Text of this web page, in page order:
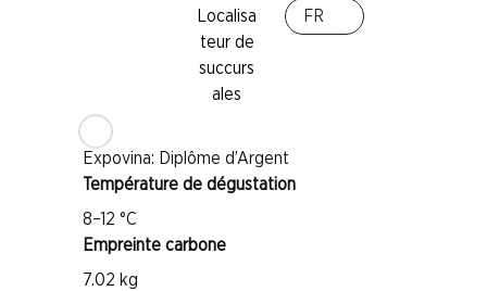
Localisa
teur de
succurs
ales
FR
Distinctions
Expovina: Diplôme d’Argent
Température de dégustation
8–12 °C
Empreinte carbone
7.02 kg